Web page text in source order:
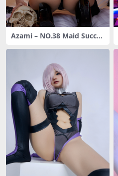
Azami – NO.38 Maid Succu